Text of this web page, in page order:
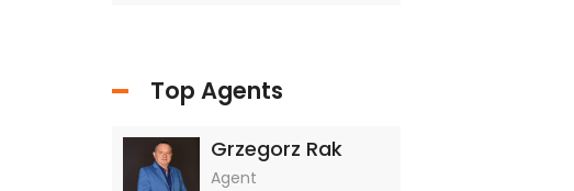
Top Agents
Grzegorz Rak
Agent